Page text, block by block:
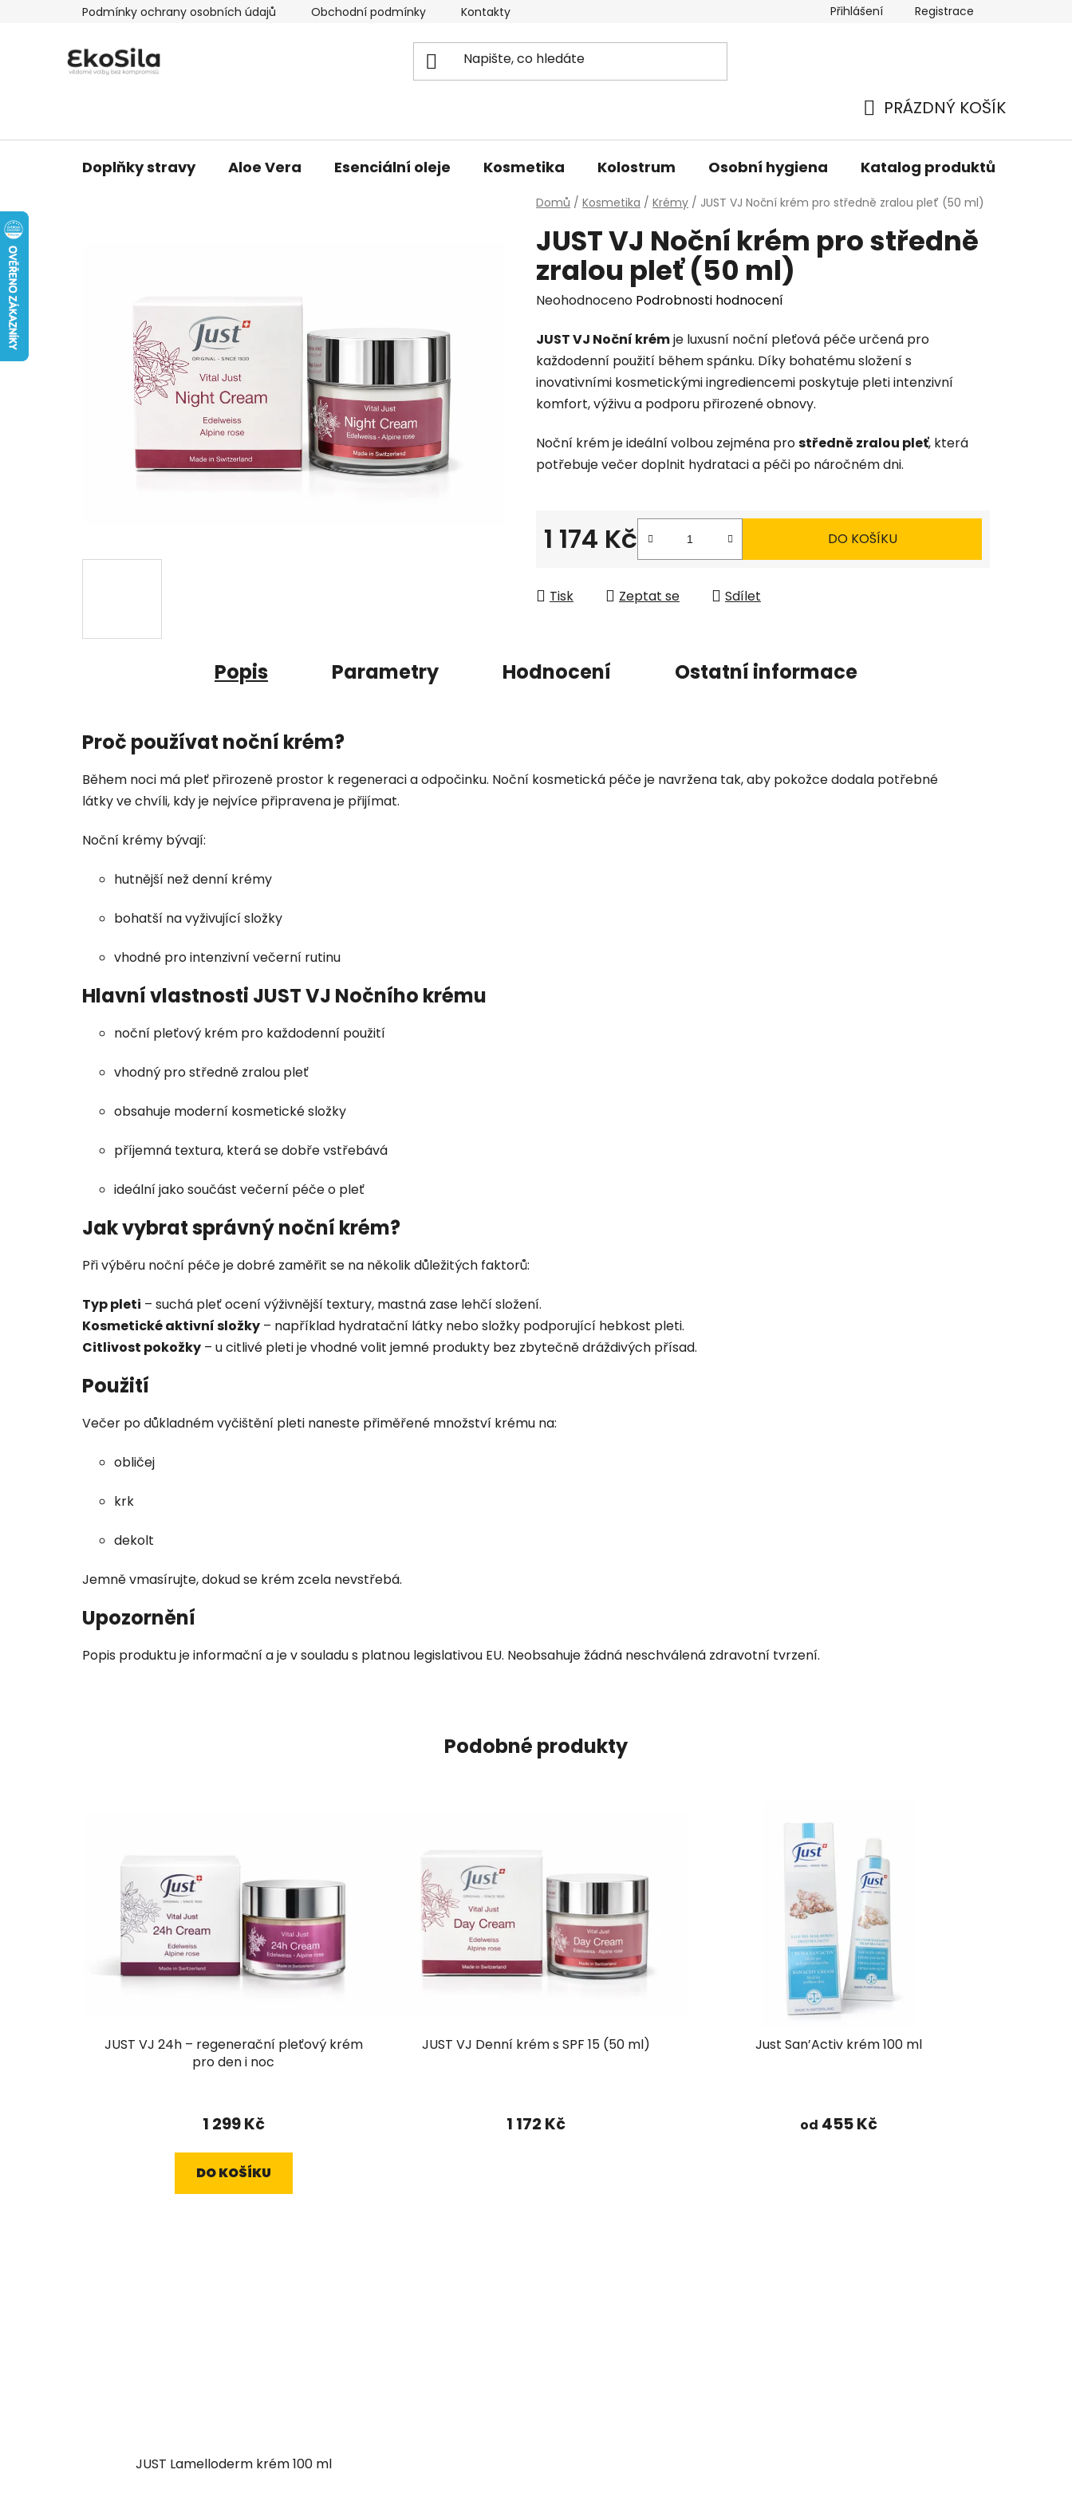
Podmínky ochrany osobních údajů Obchodní podmínky Kontakty Přihlášení Registrace
KOŠÍK
PRÁZDNÝ KOŠÍK
Doplňky stravy Aloe Vera Esenciální oleje Kosmetika Kolostrum Osobní hygiena Katalog produktů
Domů / Kosmetika / Krémy / JUST VJ Noční krém pro středně zralou pleť (50 ml)
JUST VJ Noční krém pro středně
zralou pleť (50 ml)
Průměrné
produktu
je
0,0
z
hvězdiček.
Neohodnoceno Podrobnosti hodnocení
JUST VJ Noční krémje luxusní noční pleťová péče určená pro
každodenní použití během spánku. Díky bohatému složení s
inovativními kosmetickými ingrediencemi poskytuje pleti intenzivní
komfort, výživu a podporu přirozené obnovy.
Noční krém je ideální volbou zejména prostředně zralou pleť, která
potřebuje večer doplnit hydrataci a péči po náročném dni.
1 174 Kč DO KOŠÍKU
Tisk Zeptat se Sdílet
Popis Parametry Hodnocení Ostatní informace
Proč používat noční krém?
Během noci má pleť přirozeně prostor k regeneraci a odpočinku. Noční kosmetická péče je navržena tak, aby pokožce dodala potřebné
látky ve chvíli, kdy je nejvíce připravena je přijímat.
Noční krémy bývají:
hutnější než denní krémy
bohatší na vyživující složky
vhodné pro intenzivní večerní rutinu
Hlavní vlastnosti JUST VJ Nočního krému
noční pleťový krém pro každodenní použití
vhodný pro středně zralou pleť
obsahuje moderní kosmetické složky
příjemná textura, která se dobře vstřebává
ideální jako součást večerní péče o pleť
Jak vybrat správný noční krém?
Při výběru noční péče je dobré zaměřit se na několik důležitých faktorů:
Typ pleti – suchá pleť ocení výživnější textury, mastná zase lehčí složení.
Kosmetické aktivní složky – například hydratační látky nebo složky podporující hebkost pleti.
Citlivost pokožky – u citlivé pleti je vhodné volit jemné produkty bez zbytečně dráždivých přísad.
Použití
Večer po důkladném vyčištění pleti naneste přiměřené množství krému na:
obličej
krk
dekolt
Jemně vmasírujte, dokud se krém zcela nevstřebá.
Upozornění
Popis produktu je informační a je v souladu s platnou legislativou EU. Neobsahuje žádná neschválená zdravotní tvrzení.
Podobné produkty
JUST VJ 24h – regenerační pleťový krém
pro den i noc
1 299 Kč
DO KOŠÍKU
JUST VJ Denní krém s SPF 15 (50 ml)
1 172 Kč
Just San’Activ krém 100 ml
hodnocení
od 455 Kč
JUST Lamelloderm krém 100 ml